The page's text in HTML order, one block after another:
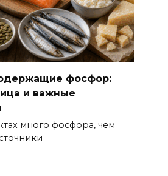
фосфор:
и важные
много фосфора, чем